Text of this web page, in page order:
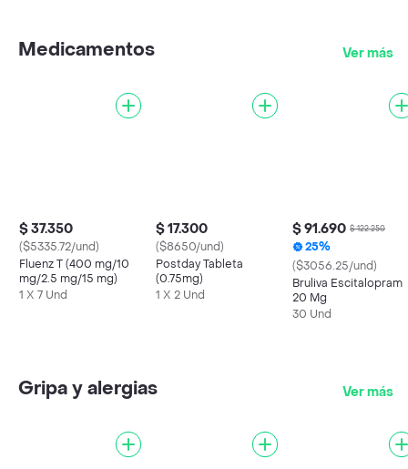
Medicamentos Ver más
$ 37.350
($5335.72/und)
Fluenz T (400 mg/10
mg/2.5 mg/15 mg)
1 X 7 Und
$ 17.300
($8650/und)
Postday Tableta
(0.75mg)
1 X 2 Und
$ 91.690 $ 122.250
25%
($3056.25/und)
Bruliva Escitalopram
20 Mg
30 Und
Gripa y alergias Ver más